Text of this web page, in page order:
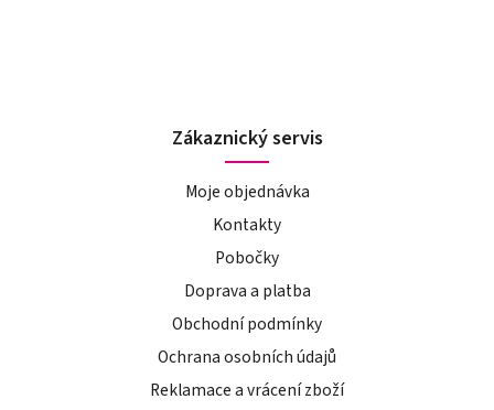
Zákaznický servis
Moje objednávka
Kontakty
Pobočky
Doprava a platba
Obchodní podmínky
Ochrana osobních údajů
Reklamace a vrácení zboží